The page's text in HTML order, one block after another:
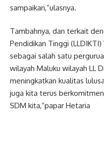
sampaikan,”ulasnya.
Tambahnya, dan terkait
Pendidikan Tinggi
sebagai salah satu
wilayah Maluku wilayah LL
meningkatkan kualitas
juga kita terus
SDM kita,”papar Hetaria